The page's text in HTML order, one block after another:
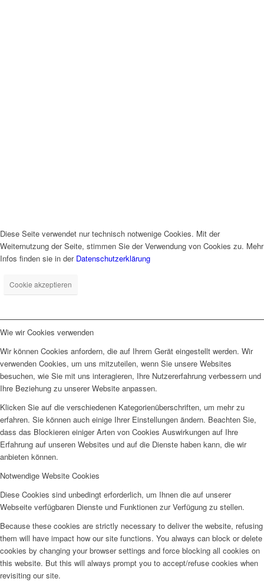
Diese Seite verwendet nur technisch notwenige Cookies. Mit der
Weiternutzung der Seite, stimmen Sie der Verwendung von Cookies zu. Mehr
Infos finden sie in der Datenschutzerklärung
Cookie akzeptieren
Wie wir Cookies verwenden
Wir können Cookies anfordern, die auf Ihrem Gerät eingestellt werden. Wir
verwenden Cookies, um uns mitzuteilen, wenn Sie unsere Websites
besuchen, wie Sie mit uns interagieren, Ihre Nutzererfahrung verbessern und
Ihre Beziehung zu unserer Website anpassen.
Klicken Sie auf die verschiedenen Kategorienüberschriften, um mehr zu
erfahren. Sie können auch einige Ihrer Einstellungen ändern. Beachten Sie,
dass das Blockieren einiger Arten von Cookies Auswirkungen auf Ihre
Erfahrung auf unseren Websites und auf die Dienste haben kann, die wir
anbieten können.
Notwendige Website Cookies
Diese Cookies sind unbedingt erforderlich, um Ihnen die auf unserer
Webseite verfügbaren Dienste und Funktionen zur Verfügung zu stellen.
Because these cookies are strictly necessary to deliver the website, refusing
them will have impact how our site functions. You always can block or delete
cookies by changing your browser settings and force blocking all cookies on
this website. But this will always prompt you to accept/refuse cookies when
revisiting our site.